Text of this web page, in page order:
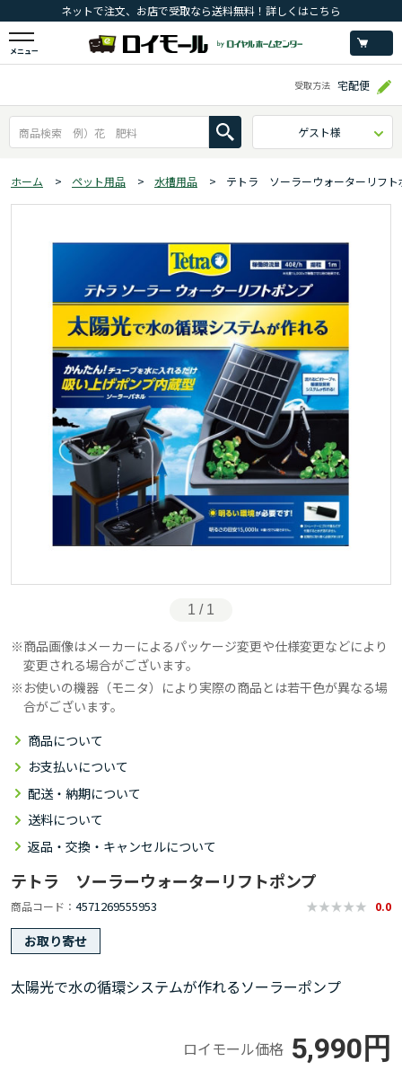
ネットで注文、お店で受取なら送料無料！詳しくはこちら
メニュー
受取方法 宅配便
ゲスト様
ホーム > ペット用品 > 水槽用品 > テトラ ソーラーウォーターリフト
1 / 1
商品画像はメーカーによるパッケージ変更や仕様変更などにより
変更される場合がございます。
お使いの機器（モニタ）により実際の商品とは若干色が異なる場
合がございます。
商品について
お支払いについて
配送・納期について
送料について
返品・交換・キャンセルについて
テトラ ソーラーウォーターリフトポンプ
商品コード 4571269555953 0.0
お取り寄せ
太陽光で水の循環システムが作れるソーラーポンプ
ロイモール価格 5,990円